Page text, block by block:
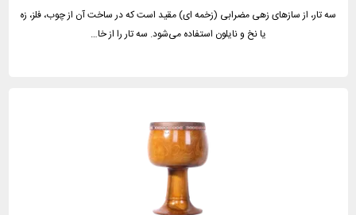
سه تار، از سازهای زهی مضرابی (زخمه ای) مقید است که در ساخت آن از چوب، فلز، زه
یا نخ و نایلون استفاده می‌شود. سه تار را از خا…